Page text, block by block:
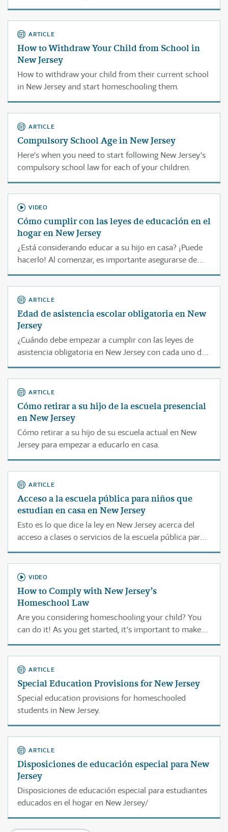
ARTICLE
How to Withdraw Your Child from School in
New Jersey
How to withdraw your child from their current school
in New Jersey and start homeschooling them.
ARTICLE
Compulsory School Age in New Jersey
Here’s when you need to start following New Jersey’s
compulsory school law for each of your children.
VIDEO
Cómo cumplir con las leyes de educación en el
hogar en New Jersey
¿Está considerando educar a su hijo en casa? ¡Puede
hacerlo! Al comenzar, es importante asegurarse de
cumplir con las leyes de educación. Esta página le
ayudará a entender paso por paso cómo educar
legalmente a su hijo en casa en New Jersey.
ARTICLE
Edad de asistencia escolar obligatoria en New
Jersey
¿Cuándo debe empezar a cumplir con las leyes de
asistencia obligatoria en New Jersey con cada uno de
sus hijos?
ARTICLE
Cómo retirar a su hijo de la escuela presencial
en New Jersey
Cómo retirar a su hijo de su escuela actual en New
Jersey para empezar a educarlo en casa.
ARTICLE
Acceso a la escuela pública para niños que
estudian en casa en New Jersey
Esto es lo que dice la ley en New Jersey acerca del
acceso a clases o servicios de la escuela pública para
estudiantes que son educados en casa.
VIDEO
How to Comply with New Jersey’s
Homeschool Law
Are you considering homeschooling your child? You
can do it! As you get started, it’s important to make
sure you comply with the education laws where you
live. This page helps you understand how to
homeschool legally in New Jersey—step-by-step.
ARTICLE
Special Education Provisions for New Jersey
Special education provisions for homeschooled
students in New Jersey.
ARTICLE
Disposiciones de educación especial para New
Jersey
Disposiciones de educación especial para estudiantes
educados en el hogar en New Jersey/